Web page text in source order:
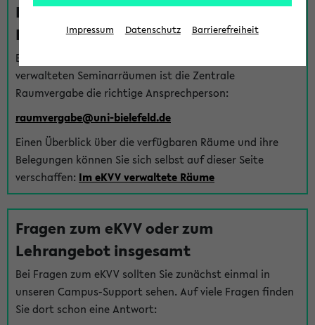
Fragen zu im eKVV verwalteten
Räumen
Bei Fragen zur Vergabe von Hörsälen und vom eKVV
verwalteten Seminarräumen ist die Zentrale
Raumvergabe die richtige Ansprechperson:
raumvergabe@uni-bielefeld.de
Einen Überblick über die verfügbaren Räume und ihre
Belegungen können Sie sich selbst auf dieser Seite
verschaffen: Im eKVV verwaltete Räume
Fragen zum eKVV oder zum
Lehrangebot insgesamt
Bei Fragen zum eKVV sollten Sie zunächst einmal in
unseren Campus-Support sehen. Auf viele Fragen finden
Sie dort schon eine Antwort:
Impressum Datenschutz Barrierefreiheit